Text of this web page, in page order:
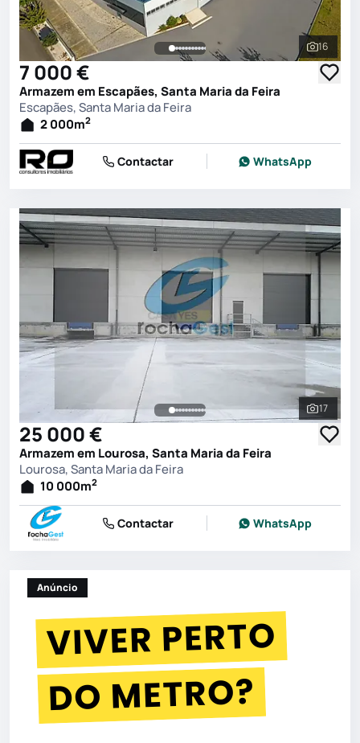
Ver
16
7 000 €
Armazem em Escapães, Santa Maria da Feira
Escapães, Santa Maria da Feira
2 000m2
Contactar WhatsApp
Ver
17
25 000 €
Armazem em Lourosa, Santa Maria da Feira
Lourosa, Santa Maria da Feira
10 000m2
Contactar WhatsApp
Anúncio